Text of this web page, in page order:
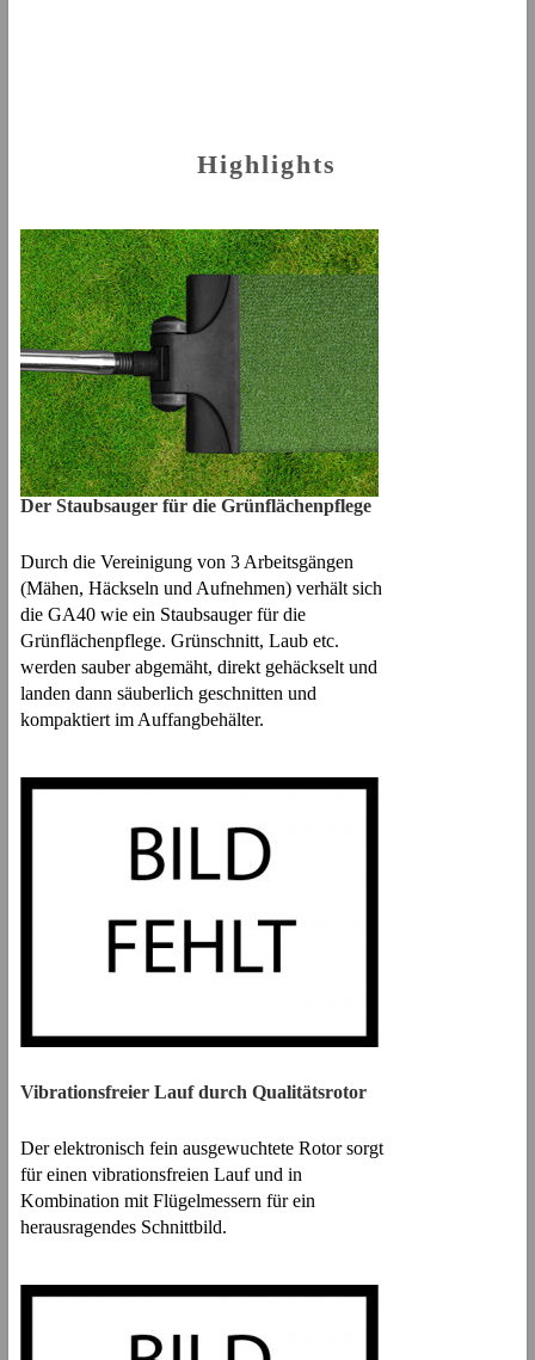
Highlights
Der Staubsauger für die Grünflächenpflege
Durch die Vereinigung von 3 Arbeitsgängen
(Mähen, Häckseln und Aufnehmen) verhält sich
die GA40 wie ein Staubsauger für die
Grünflächenpflege. Grünschnitt, Laub etc.
werden sauber abgemäht, direkt gehäckselt und
landen dann säuberlich geschnitten und
kompaktiert im Auffangbehälter.
Vibrationsfreier Lauf durch Qualitätsrotor
Der elektronisch fein ausgewuchtete Rotor sorgt
für einen vibrationsfreien Lauf und in
Kombination mit Flügelmessern für ein
herausragendes Schnittbild.